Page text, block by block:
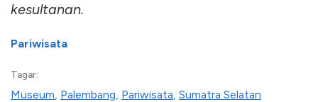
kesultanan.
Pariwisata
Tagar:
Museum, Palembang, Pariwisata, Sumatra Selatan